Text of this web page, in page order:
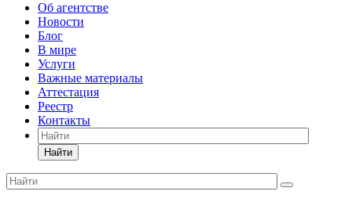
Об агентстве
Новости
Блог
В мире
Услуги
Важные материалы
Аттестация
Реестр
Контакты
Найти